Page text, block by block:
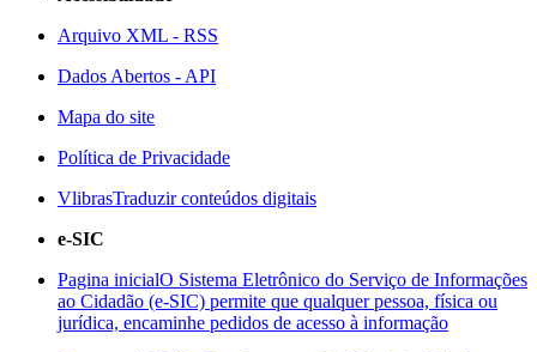
Arquivo XML - RSS
Dados Abertos - API
Mapa do site
Política de Privacidade
VlibrasTraduzir conteúdos digitais
e-SIC
Pagina inicialO Sistema Eletrônico do Serviço de Informações
ao Cidadão (e-SIC) permite que qualquer pessoa, física ou
jurídica, encaminhe pedidos de acesso à informação